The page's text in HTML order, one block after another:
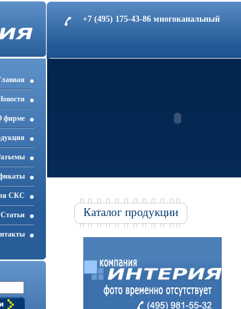
+7 (495) 175-43-86 многоканальный
фирме
СКС
Статьи Каталог продукции